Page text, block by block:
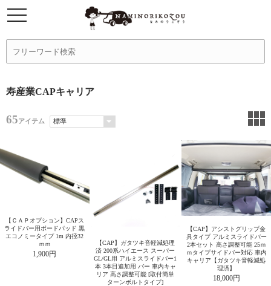
寿産業CAPキャリア
65アイテム
【ＣＡＰオプション】CAPス
ライドバー用ボードパッド 黒
エコノミータイプ 1m 内径32
ｍｍ
1,900円
【CAP】ガタツキ音軽減処理
済 200系ハイエース スーパー
GL/GL用 アルミスライドバー1
本 3本目追加用 バー 車内キャ
リア 高さ調整可能 [取付簡単
ターンボルトタイプ]
【CAP】アシストグリップ金
具タイプ アルミスライドバー
2本セット 高さ調整可能 25ｍ
ｍタイプサイドバー対応 車内
キャリア【ガタツキ音軽減処
理済】
18,000円